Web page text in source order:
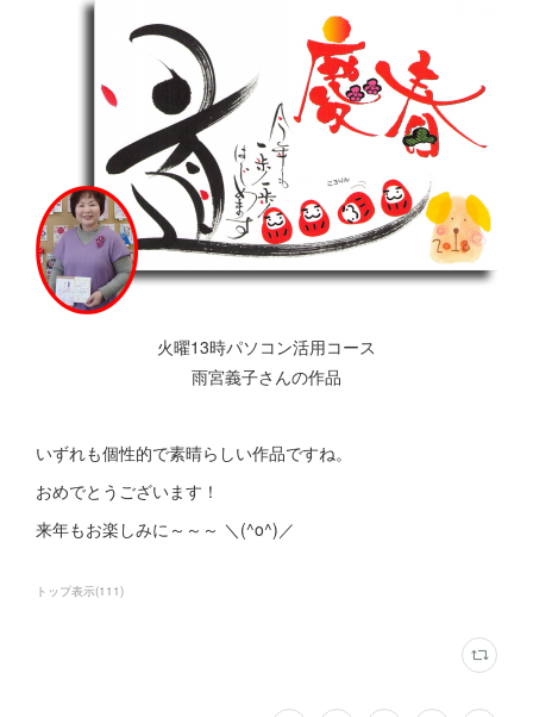
火曜13時パソコン活用コース
雨宮義子さんの作品
いずれも個性的で素晴らしい作品ですね。
おめでとうございます！
来年もお楽しみに～～～ ＼(^o^)／
トップ表示(111)